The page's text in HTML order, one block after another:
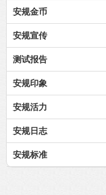
安规金币
安规宣传
测试报告
安规印象
安规活力
安规日志
安规标准